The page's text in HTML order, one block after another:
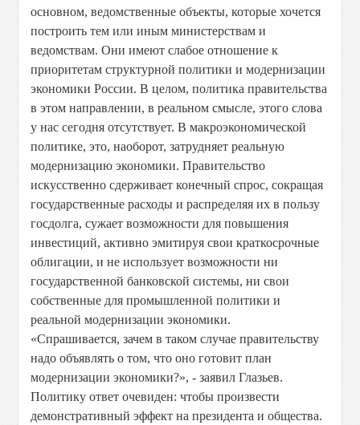
основном, ведомственные объекты, которые хочется
построить тем или иным министерствам и
ведомствам. Они имеют слабое отношение к
приоритетам структурной политики и модернизации
экономики России. В целом, политика правительства
в этом направлении, в реальном смысле, этого слова
у нас сегодня отсутствует. В макроэкономической
политике, это, наоборот, затрудняет реальную
модернизацию экономики. Правительство
искусственно сдерживает конечный спрос, сокращая
государственные расходы и распределяя их в пользу
госдолга, сужает возможности для повышения
инвестиций, активно эмитируя свои краткосрочные
облигации, и не использует возможности ни
государственной банковской системы, ни свои
собственные для промышленной политики и
реальной модернизации экономики.
«Спрашивается, зачем в таком случае правительству
надо объявлять о том, что оно готовит план
модернизации экономики?», - заявил Глазьев.
Политику ответ очевиден: чтобы произвести
демонстративный эффект на президента и общества.